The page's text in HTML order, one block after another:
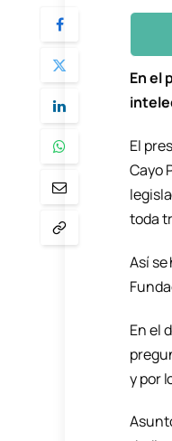
En el
El
Cayo
toda
Así
En el
y por